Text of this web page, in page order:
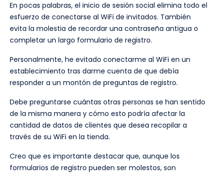
En pocas palabras, el inicio de sesión social elimina todo el
esfuerzo de conectarse al WiFi de invitados. También
evita la molestia de recordar una contraseña antigua o
completar un largo formulario de registro.
Personalmente, he evitado conectarme al WiFi en un
establecimiento tras darme cuenta de que debía
responder a un montón de preguntas de registro.
Debe preguntarse cuántas otras personas se han sentido
de la misma manera y cómo esto podría afectar la
cantidad de datos de clientes que desea recopilar a
través de su WiFi en la tienda.
Creo que es importante destacar que, aunque los
formularios de registro pueden ser molestos, son